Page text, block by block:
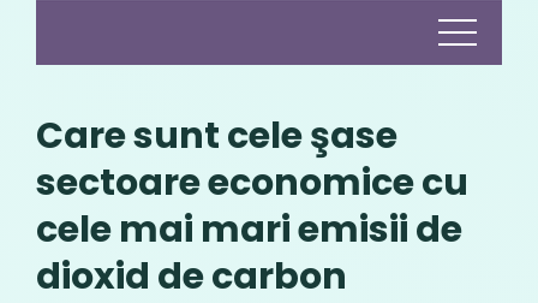
Care sunt cele şase
sectoare economice cu
cele mai mari emisii de
dioxid de carbon